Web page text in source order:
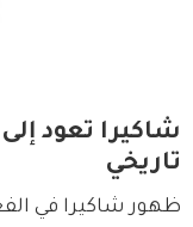
تاريخي
ظهور شاكيرا في